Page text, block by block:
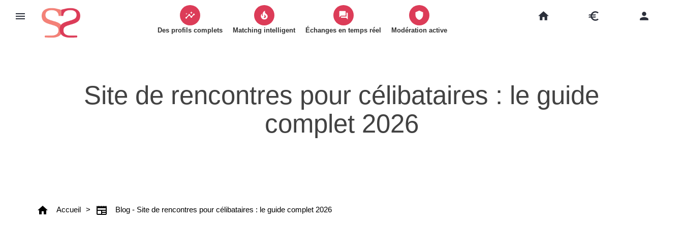
insights
Des profils complets
local_fire_department
Matching intelligent
forum
Échanges en temps réel
shield
Modération active
menu home euro person
Site de rencontres pour célibataires : le guide
complet 2026
home Accueil > newspaper Blog - Site de rencontres pour célibataires : le guide complet 2026